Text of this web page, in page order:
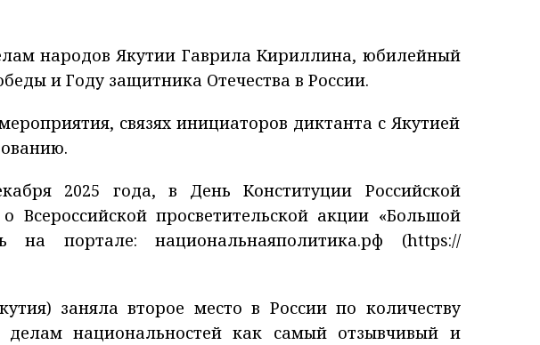
народов Якутии Гаврила Кириллина, юбилейный
и Году защитника Отечества в России.
связях инициаторов диктанта с Якутией
2025 года, в День Конституции Российской
просветительской акции «Большой
на портале: национальнаяполитика.рф (https://
заняла второе место в России по количеству
делам национальностей как самый отзывчивый и